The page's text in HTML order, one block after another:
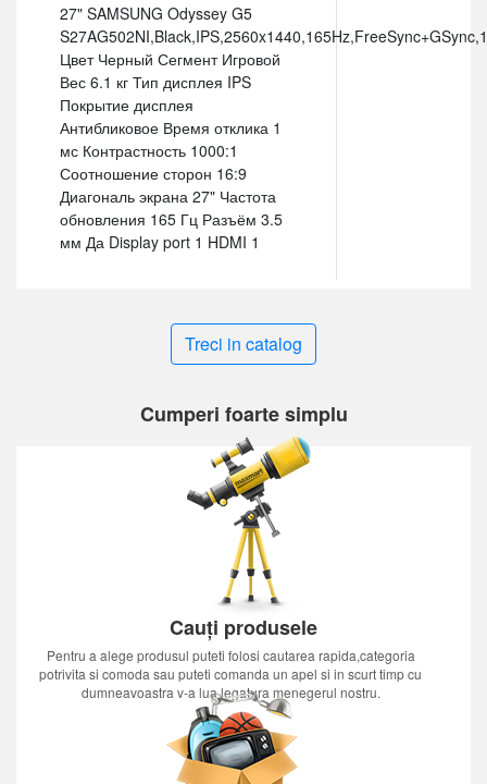
27" SAMSUNG Odyssey G5
Цвет Черный Сегмент Игровой
Вес 6.1 кг Тип дисплея IPS
Покрытие дисплея
Антибликовое Время отклика 1
мс Контрастность 1000:1
Соотношение сторон 16:9
Диагональ экрана 27" Частота
обновления 165 Гц Разъём 3.5
мм Да Display port 1 HDMI 1
Treci in catalog
Cumperi foarte simplu
Cauți produsele
Pentru a alege produsul puteti folosi cautarea rapida,categoria
potrivita si comoda sau puteti comanda un apel si in scurt timp cu
dumneavoastra v-a lua legatura menegerul nostru.